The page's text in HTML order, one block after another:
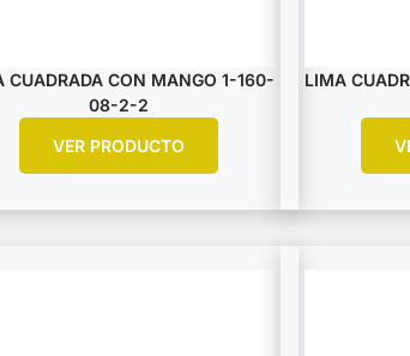
CUADRADA CON MANGO 1-160-
08-2-2
VER PRODUCTO
LIMA